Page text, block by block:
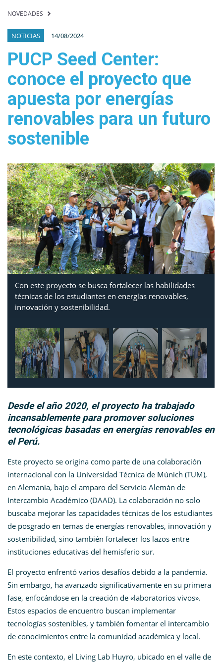
NOVEDADES
NOTICIAS 14/08/2024
PUCP Seed Center:
conoce el proyecto que
apuesta por energías
renovables para un futuro
sostenible
Con este proyecto se busca fortalecer las habilidades
técnicas de los estudiantes en energías renovables,
innovación y sostenibilidad.
Desde el año 2020, el proyecto ha trabajado
incansablemente para promover soluciones
tecnológicas basadas en energías renovables en
el Perú.
Este proyecto se origina como parte de una colaboración
internacional con la Universidad Técnica de Múnich (TUM),
en Alemania, bajo el amparo del Servicio Alemán de
Intercambio Académico (DAAD). La colaboración no solo
buscaba mejorar las capacidades técnicas de los estudiantes
de posgrado en temas de energías renovables, innovación y
sostenibilidad, sino también fortalecer los lazos entre
instituciones educativas del hemisferio sur.
El proyecto enfrentó varios desafíos debido a la pandemia.
Sin embargo, ha avanzado significativamente en su primera
fase, enfocándose en la creación de «laboratorios vivos».
Estos espacios de encuentro buscan implementar
tecnologías sostenibles, y también fomentar el intercambio
de conocimientos entre la comunidad académica y local.
En este contexto, el Living Lab Huyro, ubicado en el valle de